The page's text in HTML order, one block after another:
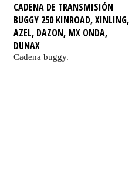
CADENA DE TRANSMISIÓN
BUGGY 250 KINROAD, XINLING,
AZEL, DAZON, MX ONDA,
DUNAX
Cadena buggy.